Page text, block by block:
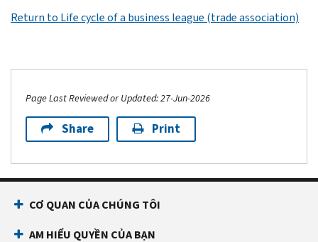
Return to Life cycle of a business league (trade association)
Page Last Reviewed or Updated: 27-Jun-2026
Share Print
CƠ QUAN CỦA CHÚNG TÔI
AM HIỂU QUYỀN CỦA BẠN